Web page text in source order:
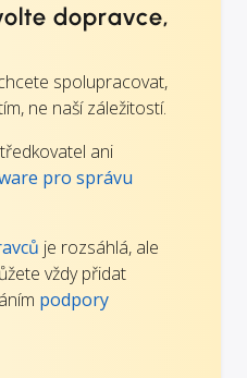
dopravce,
spolupracovat,
ne naší záležitostí.
ani
pro správu
je rozsáhlá, ale
vždy přidat
podpory